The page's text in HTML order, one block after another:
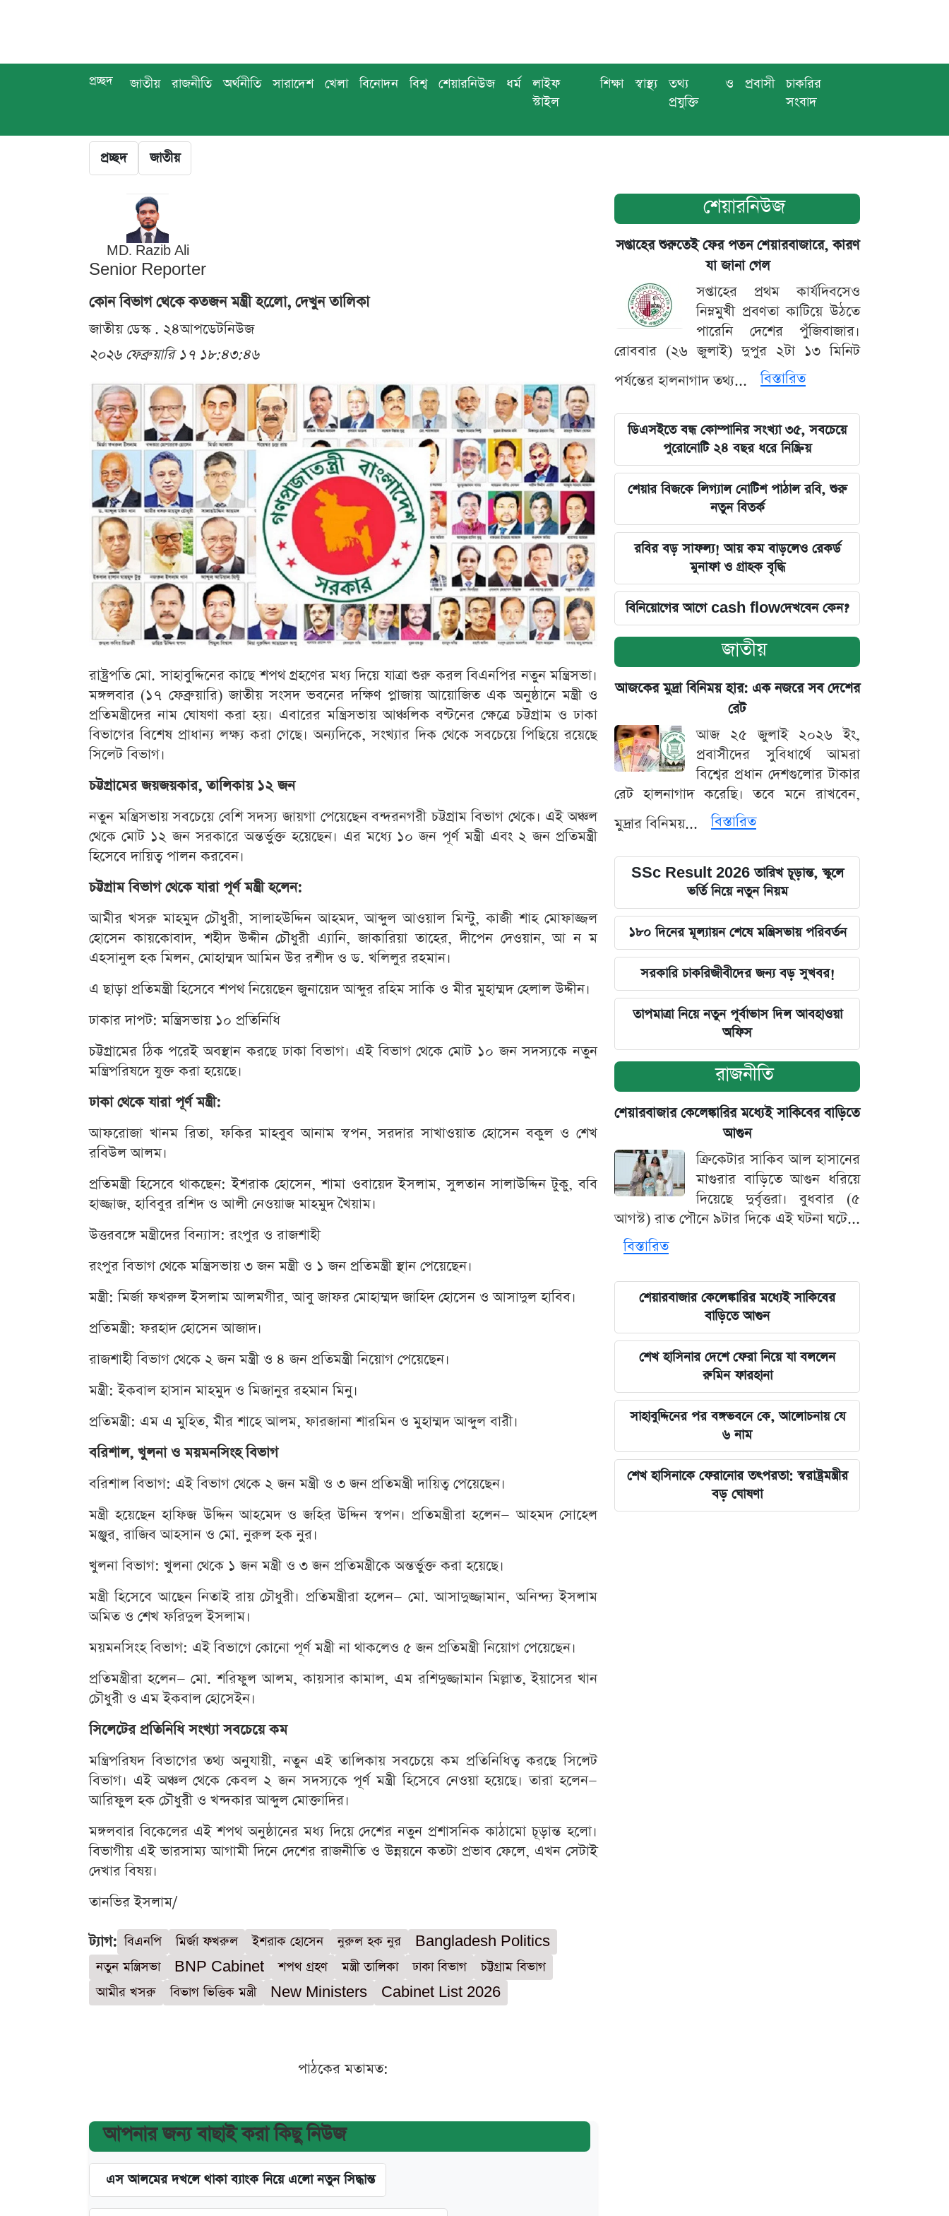
প্রচ্ছদ জাতীয় রাজনীতি অর্থনীতি সারাদেশ খেলা বিনোদন বিশ্ব শেয়ারনিউজ ধর্ম
লাইফ
স্টাইল
শিক্ষা স্বাস্থ্য
তথ্য ও
প্রযুক্তি
প্রবাসী
চাকরির
সংবাদ
প্রচ্ছদ জাতীয়
MD. Razib Ali
Senior Reporter
কোন বিভাগ থেকে কতজন মন্ত্রী হলেো, দেখুন তালিকা
জাতীয় ডেস্ক . ২৪আপডেটনিউজ
২০২৬ ফেব্রুয়ারি ১৭ ১৮:৪৩:৪৬
রাষ্ট্রপতি মো. সাহাবুদ্দিনের কাছে শপথ গ্রহণের মধ্য দিয়ে যাত্রা শুরু করল বিএনপির নতুন মন্ত্রিসভা।
মঙ্গলবার (১৭ ফেব্রুয়ারি) জাতীয় সংসদ ভবনের দক্ষিণ প্লাজায় আয়োজিত এক অনুষ্ঠানে মন্ত্রী ও
প্রতিমন্ত্রীদের নাম ঘোষণা করা হয়। এবারের মন্ত্রিসভায় আঞ্চলিক বণ্টনের ক্ষেত্রে চট্টগ্রাম ও ঢাকা
বিভাগের বিশেষ প্রাধান্য লক্ষ্য করা গেছে। অন্যদিকে, সংখ্যার দিক থেকে সবচেয়ে পিছিয়ে রয়েছে
সিলেট বিভাগ।
চট্টগ্রামের জয়জয়কার, তালিকায় ১২ জন
নতুন মন্ত্রিসভায় সবচেয়ে বেশি সদস্য জায়গা পেয়েছেন বন্দরনগরী চট্টগ্রাম বিভাগ থেকে। এই অঞ্চল
থেকে মোট ১২ জন সরকারে অন্তর্ভুক্ত হয়েছেন। এর মধ্যে ১০ জন পূর্ণ মন্ত্রী এবং ২ জন প্রতিমন্ত্রী
হিসেবে দায়িত্ব পালন করবেন।
চট্টগ্রাম বিভাগ থেকে যারা পূর্ণ মন্ত্রী হলেন:
আমীর খসরু মাহমুদ চৌধুরী, সালাহউদ্দিন আহমদ, আব্দুল আওয়াল মিন্টু, কাজী শাহ মোফাজ্জল
হোসেন কায়কোবাদ, শহীদ উদ্দীন চৌধুরী এ্যানি, জাকারিয়া তাহের, দীপেন দেওয়ান, আ ন ম
এহসানুল হক মিলন, মোহাম্মদ আমিন উর রশীদ ও ড. খলিলুর রহমান।
এ ছাড়া প্রতিমন্ত্রী হিসেবে শপথ নিয়েছেন জুনায়েদ আব্দুর রহিম সাকি ও মীর মুহাম্মদ হেলাল উদ্দীন।
ঢাকার দাপট: মন্ত্রিসভায় ১০ প্রতিনিধি
চট্টগ্রামের ঠিক পরেই অবস্থান করছে ঢাকা বিভাগ। এই বিভাগ থেকে মোট ১০ জন সদস্যকে নতুন
মন্ত্রিপরিষদে যুক্ত করা হয়েছে।
ঢাকা থেকে যারা পূর্ণ মন্ত্রী:
আফরোজা খানম রিতা, ফকির মাহবুব আনাম স্বপন, সরদার সাখাওয়াত হোসেন বকুল ও শেখ
রবিউল আলম।
প্রতিমন্ত্রী হিসেবে থাকছেন: ইশরাক হোসেন, শামা ওবায়েদ ইসলাম, সুলতান সালাউদ্দিন টুকু, ববি
হাজ্জাজ, হাবিবুর রশিদ ও আলী নেওয়াজ মাহমুদ খৈয়াম।
উত্তরবঙ্গে মন্ত্রীদের বিন্যাস: রংপুর ও রাজশাহী
রংপুর বিভাগ থেকে মন্ত্রিসভায় ৩ জন মন্ত্রী ও ১ জন প্রতিমন্ত্রী স্থান পেয়েছেন।
মন্ত্রী: মির্জা ফখরুল ইসলাম আলমগীর, আবু জাফর মোহাম্মদ জাহিদ হোসেন ও আসাদুল হাবিব।
প্রতিমন্ত্রী: ফরহাদ হোসেন আজাদ।
রাজশাহী বিভাগ থেকে ২ জন মন্ত্রী ও ৪ জন প্রতিমন্ত্রী নিয়োগ পেয়েছেন।
মন্ত্রী: ইকবাল হাসান মাহমুদ ও মিজানুর রহমান মিনু।
প্রতিমন্ত্রী: এম এ মুহিত, মীর শাহে আলম, ফারজানা শারমিন ও মুহাম্মদ আব্দুল বারী।
বরিশাল, খুলনা ও ময়মনসিংহ বিভাগ
বরিশাল বিভাগ: এই বিভাগ থেকে ২ জন মন্ত্রী ও ৩ জন প্রতিমন্ত্রী দায়িত্ব পেয়েছেন।
মন্ত্রী হয়েছেন হাফিজ উদ্দিন আহমেদ ও জহির উদ্দিন স্বপন। প্রতিমন্ত্রীরা হলেন— আহমদ সোহেল
মঞ্জুর, রাজিব আহসান ও মো. নুরুল হক নুর।
খুলনা বিভাগ: খুলনা থেকে ১ জন মন্ত্রী ও ৩ জন প্রতিমন্ত্রীকে অন্তর্ভুক্ত করা হয়েছে।
মন্ত্রী হিসেবে আছেন নিতাই রায় চৌধুরী। প্রতিমন্ত্রীরা হলেন— মো. আসাদুজ্জামান, অনিন্দ্য ইসলাম
অমিত ও শেখ ফরিদুল ইসলাম।
ময়মনসিংহ বিভাগ: এই বিভাগে কোনো পূর্ণ মন্ত্রী না থাকলেও ৫ জন প্রতিমন্ত্রী নিয়োগ পেয়েছেন।
প্রতিমন্ত্রীরা হলেন— মো. শরিফুল আলম, কায়সার কামাল, এম রশিদুজ্জামান মিল্লাত, ইয়াসের খান
চৌধুরী ও এম ইকবাল হোসেইন।
সিলেটের প্রতিনিধি সংখ্যা সবচেয়ে কম
মন্ত্রিপরিষদ বিভাগের তথ্য অনুযায়ী, নতুন এই তালিকায় সবচেয়ে কম প্রতিনিধিত্ব করছে সিলেট
বিভাগ। এই অঞ্চল থেকে কেবল ২ জন সদস্যকে পূর্ণ মন্ত্রী হিসেবে নেওয়া হয়েছে। তারা হলেন—
আরিফুল হক চৌধুরী ও খন্দকার আব্দুল মোক্তাদির।
মঙ্গলবার বিকেলের এই শপথ অনুষ্ঠানের মধ্য দিয়ে দেশের নতুন প্রশাসনিক কাঠামো চূড়ান্ত হলো।
বিভাগীয় এই ভারসাম্য আগামী দিনে দেশের রাজনীতি ও উন্নয়নে কতটা প্রভাব ফেলে, এখন সেটাই
দেখার বিষয়।
তানভির ইসলাম/
ট্যাগ: বিএনপি মির্জা ফখরুল ইশরাক হোসেন নুরুল হক নুর
Bangladesh Politics
নতুন মন্ত্রিসভা
BNP Cabinet শপথ গ্রহণ মন্ত্রী তালিকা ঢাকা বিভাগ
চট্টগ্রাম বিভাগ
আমীর খসরু
বিভাগ ভিত্তিক মন্ত্রী New Ministers Cabinet List 2026
পাঠকের মতামত:
আপনার জন্য বাছাই করা কিছু নিউজ
এস আলমের দখলে থাকা ব্যাংক নিয়ে এলো নতুন সিদ্ধান্ত
শেয়ারনিউজ
সপ্তাহের শুরুতেই ফের পতন শেয়ারবাজারে, কারণ
যা জানা গেল
সপ্তাহের প্রথম কার্যদিবসেও
নিম্নমুখী প্রবণতা কাটিয়ে উঠতে
পারেনি দেশের পুঁজিবাজার।
রোববার (২৬ জুলাই) দুপুর ২টা ১৩ মিনিট
পর্যন্তের হালনাগাদ তথ্য...
বিস্তারিত
ডিএসইতে বন্ধ কোম্পানির সংখ্যা ৩৫, সবচেয়ে
পুরোনোটি ২৪ বছর ধরে নিষ্ক্রিয়
শেয়ার বিজকে লিগ্যাল নোটিশ পাঠাল রবি, শুরু
নতুন বিতর্ক
রবির বড় সাফল্য! আয় কম বাড়লেও রেকর্ড
মুনাফা ও গ্রাহক বৃদ্ধি
বিনিয়োগের আগে cash flowদেখবেন কেন?
জাতীয়
আজকের মুদ্রা বিনিময় হার: এক নজরে সব দেশের
রেট
আজ ২৫ জুলাই ২০২৬ ইং,
প্রবাসীদের সুবিধার্থে আমরা
বিশ্বের প্রধান দেশগুলোর টাকার
রেট হালনাগাদ করেছি। তবে মনে রাখবেন,
মুদ্রার বিনিময়...
বিস্তারিত
SSc Result 2026 তারিখ চূড়ান্ত, স্কুলে
ভর্তি নিয়ে নতুন নিয়ম
১৮০ দিনের মূল্যায়ন শেষে মন্ত্রিসভায় পরিবর্তন
সরকারি চাকরিজীবীদের জন্য বড় সুখবর!
তাপমাত্রা নিয়ে নতুন পূর্বাভাস দিল আবহাওয়া
অফিস
রাজনীতি
শেয়ারবাজার কেলেঙ্কারির মধ্যেই সাকিবের বাড়িতে
আগুন
ক্রিকেটার সাকিব আল হাসানের
মাগুরার বাড়িতে আগুন ধরিয়ে
দিয়েছে দুর্বৃত্তরা। বুধবার (৫
আগস্ট) রাত পৌনে ৯টার দিকে এই ঘটনা ঘটে...
বিস্তারিত
শেয়ারবাজার কেলেঙ্কারির মধ্যেই সাকিবের
বাড়িতে আগুন
শেখ হাসিনার দেশে ফেরা নিয়ে যা বললেন
রুমিন ফারহানা
সাহাবুদ্দিনের পর বঙ্গভবনে কে, আলোচনায় যে
৬ নাম
শেখ হাসিনাকে ফেরানোর তৎপরতা: স্বরাষ্ট্রমন্ত্রীর
বড় ঘোষণা